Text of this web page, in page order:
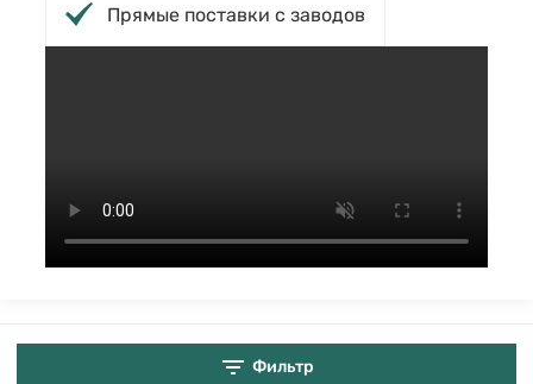
Прямые поставки с заводов
Фильтр